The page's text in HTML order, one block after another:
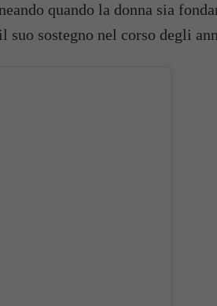
quando la donna sia
sostegno nel corso degli